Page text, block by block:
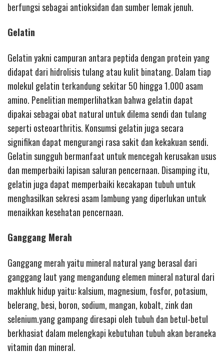
berfungsi sebagai antioksidan dan sumber lemak jenuh.
Gelatin
Gelatin yakni campuran antara peptida dengan protein yang
didapat dari hidrolisis tulang atau kulit binatang. Dalam tiap
molekul gelatin terkandung sekitar 50 hingga 1.000 asam
amino. Penelitian memperlihatkan bahwa gelatin dapat
dipakai sebagai obat natural untuk dilema sendi dan tulang
seperti osteoarthritis. Konsumsi gelatin juga secara
signifikan dapat mengurangi rasa sakit dan kekakuan sendi.
Gelatin sungguh bermanfaat untuk mencegah kerusakan usus
dan memperbaiki lapisan saluran pencernaan. Disamping itu,
gelatin juga dapat memperbaiki kecakapan tubuh untuk
menghasilkan sekresi asam lambung yang diperlukan untuk
menaikkan kesehatan pencernaan.
Ganggang Merah
Ganggang merah yaitu mineral natural yang berasal dari
ganggang laut yang mengandung elemen mineral natural dari
makhluk hidup yaitu: kalsium, magnesium, fosfor, potasium,
belerang, besi, boron, sodium, mangan, kobalt, zink dan
selenium.yang gampang diresapi oleh tubuh dan betul-betul
berkhasiat dalam melengkapi kebutuhan tubuh akan beraneka
vitamin dan mineral.